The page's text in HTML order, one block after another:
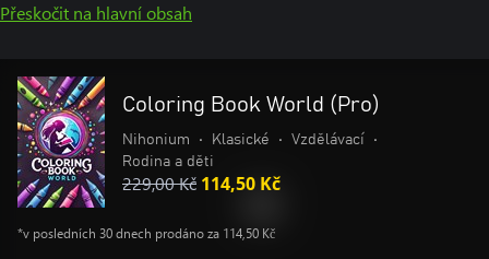
Přeskočit na hlavní obsah
Coloring Book World (Pro)
Nihonium • Klasické • Vzdělávací
•
Rodina a děti
229,00 Kč 114,50 Kč
*v posledních 30 dnech prodáno za 114,50 Kč